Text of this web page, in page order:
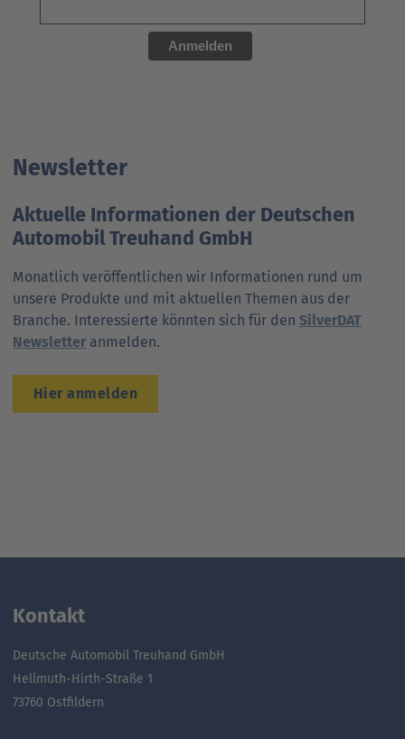
Anmelden
Newsletter
Aktuelle Informationen der Deutschen
Automobil Treuhand GmbH
Monatlich veröffentlichen wir Informationen rund um
unsere Produkte und mit aktuellen Themen aus der
Branche. Interessierte könnten sich für den SilverDAT
Newsletter anmelden.
Hier anmelden
Kontakt
Deutsche Automobil Treuhand GmbH
Hellmuth-Hirth-Straße 1
73760 Ostfildern